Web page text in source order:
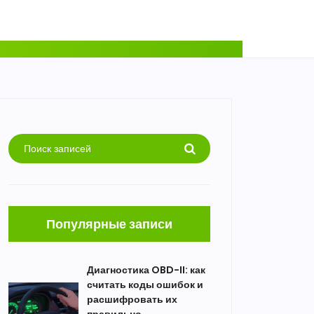
Популярные записи
Диагностика OBD-II: как
считать коды ошибок и
расшифровать их